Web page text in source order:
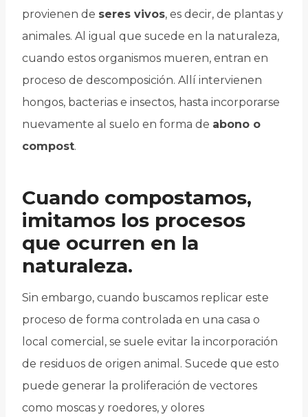
provienen de seres vivos, es decir, de plantas y
animales. Al igual que sucede en la naturaleza,
cuando estos organismos mueren, entran en
proceso de descomposición. Allí intervienen
hongos, bacterias e insectos, hasta incorporarse
nuevamente al suelo en forma de abono o
compost.
Cuando compostamos,
imitamos los procesos
que ocurren en la
naturaleza.
Sin embargo, cuando buscamos replicar este
proceso de forma controlada en una casa o
local comercial, se suele evitar la incorporación
de residuos de origen animal. Sucede que esto
puede generar la proliferación de vectores
como moscas y roedores, y olores